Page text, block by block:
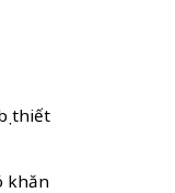
thiết
khăn